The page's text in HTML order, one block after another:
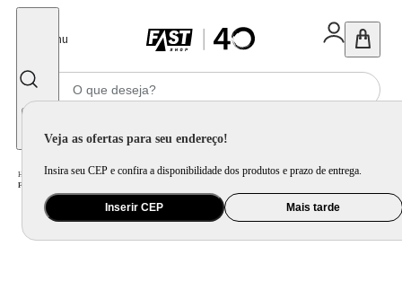
Menu
Veja as ofertas para seu endereço!
Insira seu CEP e confira a disponibilidade dos produtos e prazo de entrega.
Inserir CEP Mais tarde
Home Eletroportátil / Equipamento de Limpeza / Ferro de Passar /
Ferro de Passar a Vapor Black Decker FX3060 com Base Antiaderente - Azul e Branco